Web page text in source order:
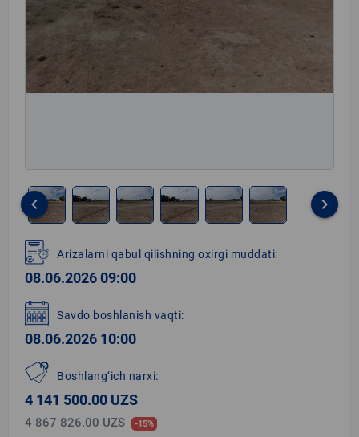
1
of
6
keyboard_arrow_left keyboard_arrow_right
Arizalarni qabul qilishning oxirgi muddati:
08.06.2026 09:00
Savdo boshlanish vaqti:
08.06.2026 10:00
Boshlang‘ich narxi:
4 141 500.00 UZS
4 867 826.00 UZS -15%